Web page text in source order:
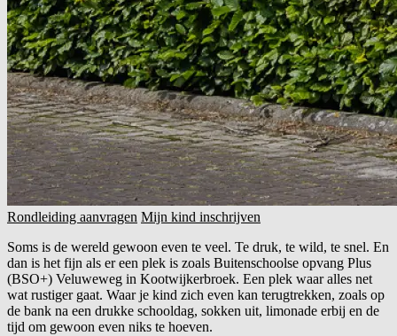
Rondleiding aanvragen Mijn kind inschrijven
Soms is de wereld gewoon even te veel. Te druk, te wild, te snel. En
dan is het fijn als er een plek is zoals Buitenschoolse opvang Plus
(BSO+) Veluweweg in Kootwijkerbroek. Een plek waar alles net
wat rustiger gaat. Waar je kind zich even kan terugtrekken, zoals op
de bank na een drukke schooldag, sokken uit, limonade erbij en de
tijd om gewoon even niks te hoeven.